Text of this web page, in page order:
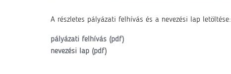
A részletes pályázati felhívás és a nevezési lap letöltése:
pályázati felhívás (pdf)
nevezési lap (pdf)